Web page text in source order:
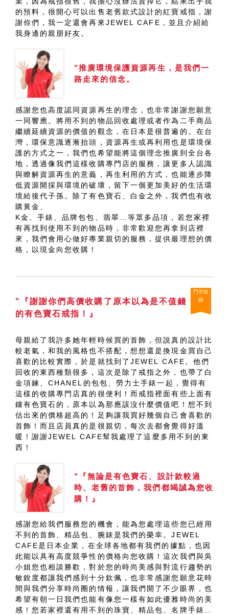
的預料，很開心可以出售老舊款式設計的紅寶戒指，謝
謝你們，我一定還會再來JEWEL CAFE，並且介紹給
我身邊的親朋好友。
"推廣環境保護資源再生，是我們一
路走來的信念。
感謝您也高度認同資源再生的理念，也非常謝謝您願意
一同響應。將用不到的物品回收處理或者作為二手商品
繼續延續資源的價值的觀念，在日本是很普遍的。在台
灣，環保意識逐漸抬頭，資源再生或再利用也是環境保
護的方式之一，我們也希望能將這個理念推廣到全台各
地，透過像我們這樣收購專門店的服務，讓更多人認識
與瞭解資源再生的意義，再生利用的方式，也能逐步降
低資源開採與環境的破壞，留下一個更加美好的生活環
境給後代子孫。除了有色寶石、白金之外，我們也有收
購黃金、
K金、手錶、品牌包包、翡翠…等眾多品項，若您家裡
有再找到使用不到的物品時，非常歡迎您再拿到店裡
來，我們會用心做好專業親切的服務，提供最理想的價
格，以現金向您收購！
"『謝謝你們高價收購了原本以為是不值錢
的有色寶石戒指！』
門市收
購
母親給了我許多她年輕時候買的首飾，但說真的設計比
較老氣，和我的風格也不搭配，想想還是換現金買自己
喜歡的比較實際，於是就找到了JEWEL CAFE。他們
回收的東西種類很多，這次是除了戒指之外，也帶了白
金項鍊、CHANEL的包包、勞力士手錶一起，覺得有
這樣的收購專門店真的很便利！而戒指裡面有些上面有
鑲有色寶石的，原本以為那應該沒什麼價值吧！想不到
估出來的價格超高的！足夠讓我買好幾個自己會喜歡的
首飾！而且店員真的是很親切，每次去都會覺得好溫
暖！謝謝JEWEL CAFE幫我處理了這麼多用不到的東
西！
"『無論是有色寶石、設計款較過
時、老舊的首飾，我們都竭誠為您收
購！』
感謝您給我們服務您的機會，能為您處理這些您已經用
不到的首飾、精品包、腕錶是我們的榮幸。JEWEL
CAFE是日本企業，在全球各地都有我們的據點，也因
此能以具有高度競爭性的價格向您收購！這次我們與吳
小姐您也相談勝歡，對於您的時尚美感與對流行趨勢的
敏銳度都讓我們感到十分欽佩，也非常感謝您願意花時
間與我們分享時尚圈的情報，讓我們開了不少眼界，也
希望有朝一日我們也能有像您一樣有如此優雅時尚的美
感！您若家裡還有用不到的珠寶、精品包、名牌手錶…